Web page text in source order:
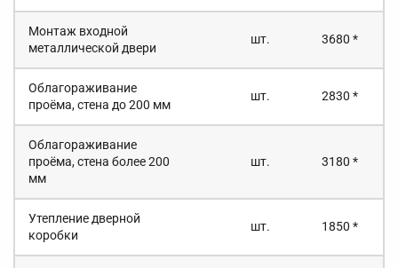
Монтаж входной
металлической двери
шт. 3680 *
Облагораживание
проёма, стена до 200 мм
шт. 2830 *
Облагораживание
проёма, стена более 200
мм
шт. 3180 *
Утепление дверной
коробки
шт. 1850 *